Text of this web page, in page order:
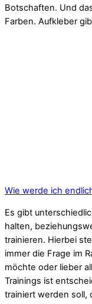
Botschaften. Und
Farben. Aufkleber
Wie werde ich
Es gibt
halten,
trainieren. Hierbei
immer die Frage im
möchte oder lieber
Trainings ist
trainiert werden soll,